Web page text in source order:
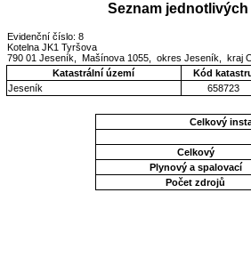
Seznam
Evidenční číslo: 8
Kotelna JK1 Tyršova
790 01 Jeseník, Mašínova 1055, okres Jeseník, kraj
Katastrální území
Kód
Jeseník
658723
Celkový
Celkový
Plynový a spalovací
Počet zdrojů